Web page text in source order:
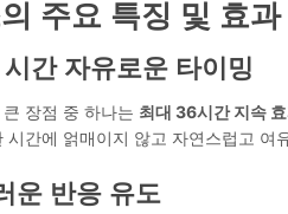
주요 특징 및 효과
간 자유로운 타이밍
장점 중 하나는 최대 36시간 지속
시간에 얽매이지 않고 자연스럽고 여
운 반응 유도